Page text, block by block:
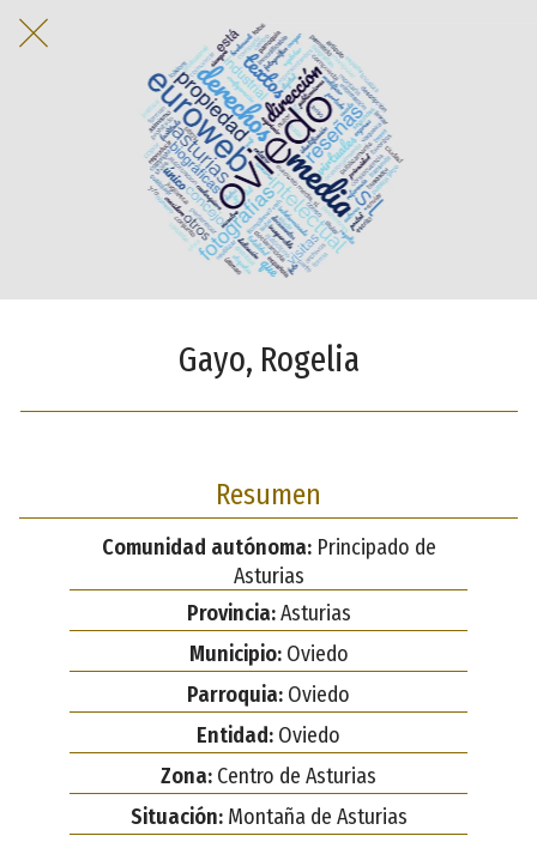
Gayo, Rogelia
Resumen
Comunidad autónoma:Principado de
Asturias
Provincia:Asturias
Municipio:Oviedo
Parroquia: Oviedo
Entidad: Oviedo
Zona: Centro de Asturias
Situación:Montaña de Asturias